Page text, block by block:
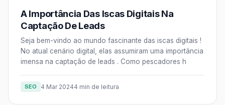
A Importância Das Iscas Digitais Na
Captação De Leads
Seja bem-vindo ao mundo fascinante das iscas digitais !
No atual cenário digital, elas assumiram uma importância
imensa na captação de leads . Como pescadores h
SEO 4 Mar 20244 min de leitura